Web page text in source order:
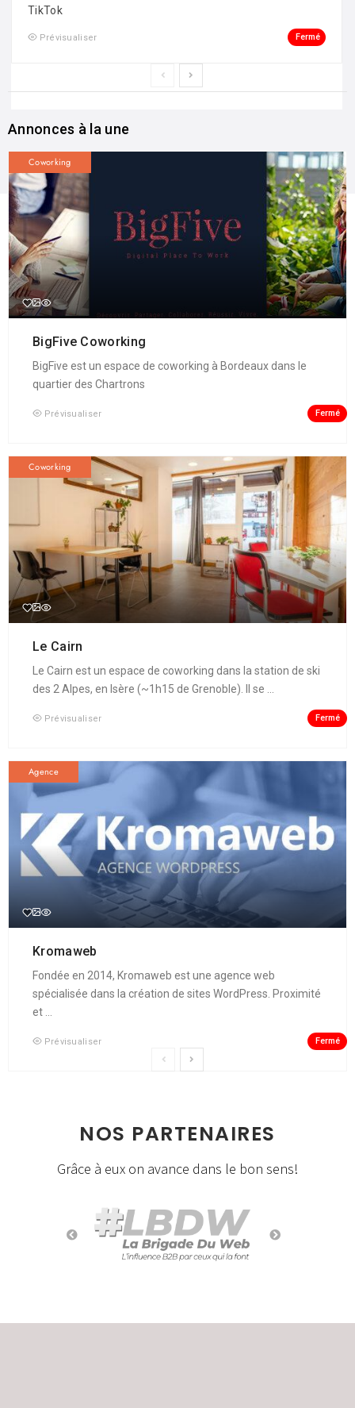
TikTok
Prévisualiser Fermé
Annonces à la une
Coworking
BigFive Coworking
BigFive est un espace de coworking à Bordeaux dans le
quartier des Chartrons
Prévisualiser Fermé
Coworking
Le Cairn
Le Cairn est un espace de coworking dans la station de ski
des 2 Alpes, en Isère (~1h15 de Grenoble). Il se ...
Prévisualiser Fermé
Agence
Kromaweb
Fondée en 2014, Kromaweb est une agence web
spécialisée dans la création de sites WordPress. Proximité
et ...
Prévisualiser Fermé
NOS PARTENAIRES
Grâce à eux on avance dans le bon sens!